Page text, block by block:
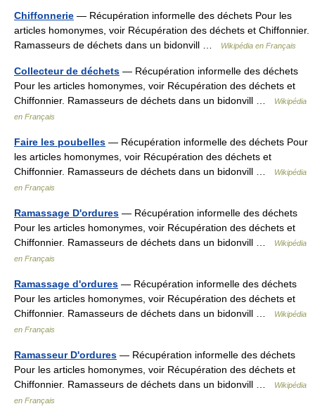
Chiffonnerie — Récupération informelle des déchets Pour les
articles homonymes, voir Récupération des déchets et Chiffonnier.
Ramasseurs de déchets dans un bidonvill …
Wikipédia en Français
Collecteur de déchets — Récupération informelle des déchets
Pour les articles homonymes, voir Récupération des déchets et
Chiffonnier. Ramasseurs de déchets dans un bidonvill …
Wikipédia
en Français
Faire les poubelles — Récupération informelle des déchets Pour
les articles homonymes, voir Récupération des déchets et
Chiffonnier. Ramasseurs de déchets dans un bidonvill …
Wikipédia
en Français
Ramassage D'ordures — Récupération informelle des déchets
Pour les articles homonymes, voir Récupération des déchets et
Chiffonnier. Ramasseurs de déchets dans un bidonvill …
Wikipédia
en Français
Ramassage d'ordures — Récupération informelle des déchets
Pour les articles homonymes, voir Récupération des déchets et
Chiffonnier. Ramasseurs de déchets dans un bidonvill …
Wikipédia
en Français
Ramasseur D'ordures — Récupération informelle des déchets
Pour les articles homonymes, voir Récupération des déchets et
Chiffonnier. Ramasseurs de déchets dans un bidonvill …
Wikipédia
en Français